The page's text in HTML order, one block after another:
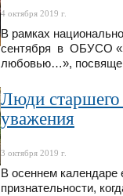
4 октября 2019 г.
В рамках
сентября в ОБУСО
любовью…»,
Люди старшего
уважения
3 октября 2019 г.
В осеннем календаре
признательности,